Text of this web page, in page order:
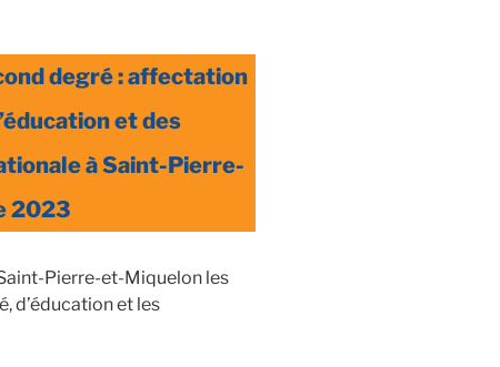
degré : affectation
et des
à Saint-Pierre-
2023
Pierre-et-Miquelon les
d’éducation et les